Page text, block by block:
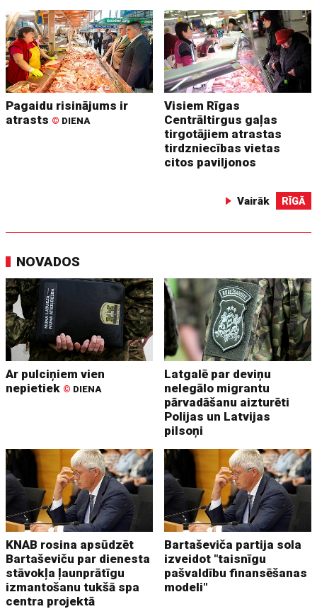
Pagaidu risinājums ir
atrasts © DIENA
Visiem Rīgas
Centrāltirgus gaļas
tirgotājiem atrastas
tirdzniecības vietas
citos paviljonos
Vairāk RĪGĀ
NOVADOS
Ar pulciņiem vien
nepietiek © DIENA
Latgalē par deviņu
nelegālo migrantu
pārvadāšanu aizturēti
Polijas un Latvijas
pilsoņi
KNAB rosina apsūdzēt
Bartaševiču par dienesta
stāvokļa ļaunprātīgu
izmantošanu tukšā spa
centra projektā
Bartaševiča partija sola
izveidot "taisnīgu
pašvaldību finansēšanas
modeli"